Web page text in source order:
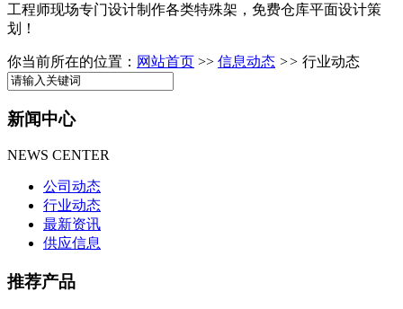
工程师现场专门设计制作各类特殊架，免费仓库平面设计策
划！
你当前所在的位置： 网站首页 >> 信息动态 >> 行业动态
新闻中心
NEWS CENTER
公司动态
行业动态
最新资讯
供应信息
推荐产品